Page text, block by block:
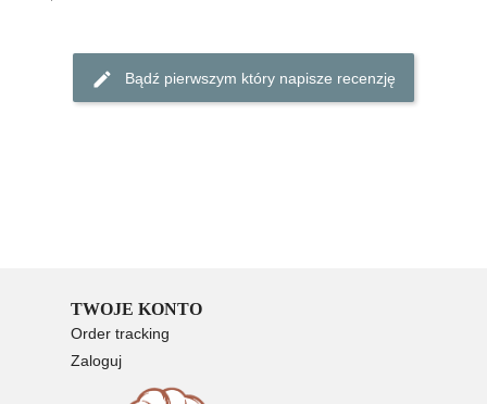
Bądź pierwszym który napisze recenzję
TWOJE KONTO
Order tracking
Zaloguj
Rejestracja